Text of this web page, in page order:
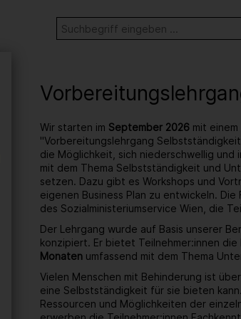
Stichwortsuche
SUCHE
Wir starten im September 2026 mit
"Vorbereitungslehrgang
die Möglichkeit, sich niederschwellig und
mit dem Thema Selbstständigkeit und
setzen. Dazu gibt es Workshops und
eigenen Business Plan zu entwickeln.
des Sozialministeriumservice Wien, die
Der Lehrgang wurde auf Basis unserer
konzipiert. Er bietet Teilnehmer:innen
Monaten umfassend mit dem Thema
Vielen Menschen mit Behinderung ist
eine Selbstständigkeit für sie bieten
Ressourcen und Möglichkeiten der